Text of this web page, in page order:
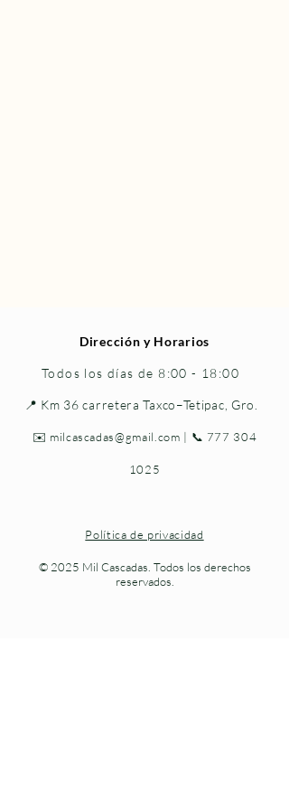
Dirección y Horarios
Todos los días de 8:00 - 18:00
📍 Km 36 carretera Taxco–Tetipac, Gro.
✉️ milcascadas@gmail.com | 📞 777 304
1025
Política de privacidad
© 2025 Mil Cascadas. Todos los derechos
reservados.